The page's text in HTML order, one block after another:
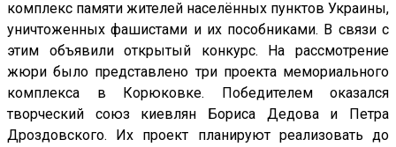
комплекс памяти жителей населённых пунктов Украины,
уничтоженных фашистами и их пособниками. В связи с
этим объявили открытый конкурс. На рассмотрение
жюри было представлено три проекта мемориального
комплекса в Корюковке. Победителем оказался
творческий союз киевлян Бориса Дедова и Петра
Дроздовского. Их проект планируют реализовать до